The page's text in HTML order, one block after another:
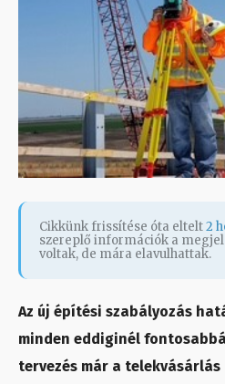
Cikkünk frissítése óta eltelt2
szereplő információk a
voltak, de mára elavulhattak.
Az új építési szabályozás
minden eddiginél
tervezés már a